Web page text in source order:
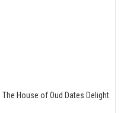
The House of Oud Dates Delight